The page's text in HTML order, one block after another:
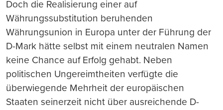
Doch die Realisierung einer auf
Währungssubstitution beruhenden
Währungsunion in Europa unter der Führung der
D-Mark hätte selbst mit einem neutralen Namen
keine Chance auf Erfolg gehabt. Neben
politischen Ungereimtheiten verfügte die
überwiegende Mehrheit der europäischen
Staaten seinerzeit nicht über ausreichende D-